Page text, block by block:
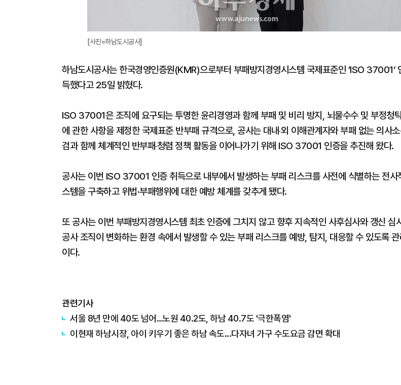
[사진=하남도시공사]
하남도시공사는 한국경영인증원(KMR)으로부터 부패방지경영시스템 국제표준인 ’ISO 37001‘
득했다고 25일 밝혔다.
ISO 37001은 조직에 요구되는 투명한 윤리경영과 함께 부패 및 비리 방지, 뇌물수수 및 부정청
에 관한 사항을 제정한 국제표준 반부패 규격으로, 공사는 대내‧외 이해관계자와 부패 없는 의사
검과 함께 체계적인 반부패‧청렴 정책 활동을 이어나가기 위해 ISO 37001 인증을 추진해 왔다.
공사는 이번 ISO 37001 인증 취득으로 내부에서 발생하는 부패 리스크를 사전에 식별하는 전사
스템을 구축하고 위법·부패행위에 대한 예방 체계를 갖추게 됐다.
또 공사는 이번 부패방지경영시스템 최초 인증에 그치지 않고 향후 지속적인 사후심사와 갱신 심
공사 조직이 변화하는 환경 속에서 발생할 수 있는 부패 리스크를 예방, 탐지, 대응할 수 있도록
이다.
관련기사
서울 8년 만에 40도 넘어…노원 40.2도, 하남 40.7도 '극한폭염'
이현재 하남시장, 아이 키우기 좋은 하남 속도...다자녀 가구 수도요금 감면 확대